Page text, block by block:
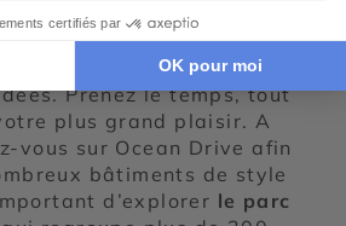
dominicaine , Bahamas
partez à la découverte des
lors de visites libres ou
Prenez le temps, tout
plus grand plaisir. A
vous sur Ocean Drive afin
bâtiments de style
d’explorer le parc